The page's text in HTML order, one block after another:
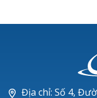
Piperacillin
Địa chỉ: Số 4,